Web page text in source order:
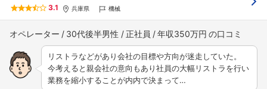
3.1 兵庫県 機械
オペレーター 30代後半男性 正社員 年収350万円
リストラなどがあり会社の目標や方向が迷走していた。
今考えると親会社の意向もあり社員の大幅リストラを行い
業務を縮小することが内内で決まって…